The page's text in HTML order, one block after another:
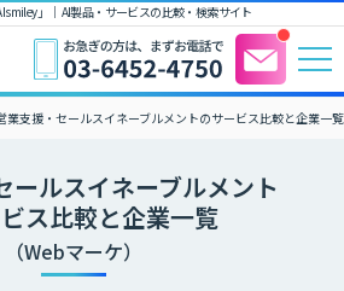
」｜ AI製品・サービスの比較・検索サイト
業支援・セールスイネーブルメントのサービス比較と企業一
ールスイネーブルメント
ス比較と企業一覧
（Webマーケ）